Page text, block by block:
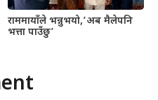
राममायाँले भन्नुभयो,’अब मैलेपनि
भत्ता पाउँछु’